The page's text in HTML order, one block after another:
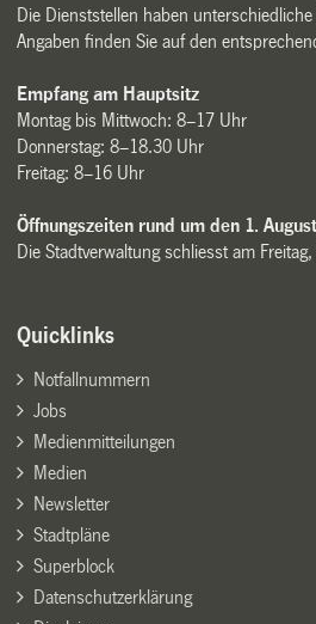
Die Dienststellen haben
Angaben finden Sie auf den
Empfang am Hauptsitz
Montag bis Mittwoch: 8–17 Uhr
Donnerstag: 8–18.30 Uhr
Freitag: 8–16 Uhr
Öffnungszeiten rund um den 1. August
Die Stadtverwaltung schliesst am
Quicklinks
Notfallnummern
Jobs
Medienmitteilungen
Medien
Newsletter
Stadtpläne
Superblock
Datenschutzerklärung